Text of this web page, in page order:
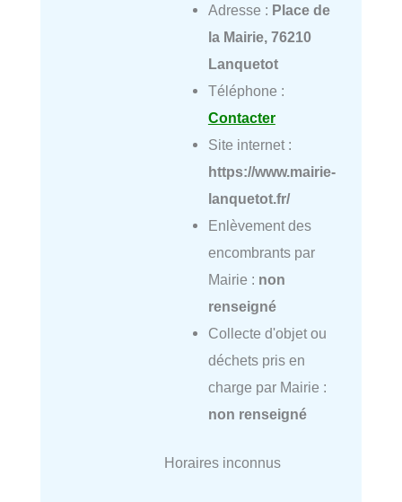
Adresse : Place de
la Mairie, 76210
Lanquetot
Téléphone :
Contacter
Site internet :
https://www.mairie-
lanquetot.fr/
Enlèvement des
encombrants par
Mairie : non
renseigné
Collecte d'objet ou
déchets pris en
charge par Mairie :
non renseigné
Horaires inconnus